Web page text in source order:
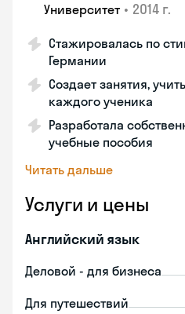
Университет • 2014 г.
Стажировалась по
Германии
Создает занятия,
каждого ученика
Разработала
учебные пособия
Читать дальше
Услуги и цены
Английский язык
Деловой - для бизнеса
Для путешествий